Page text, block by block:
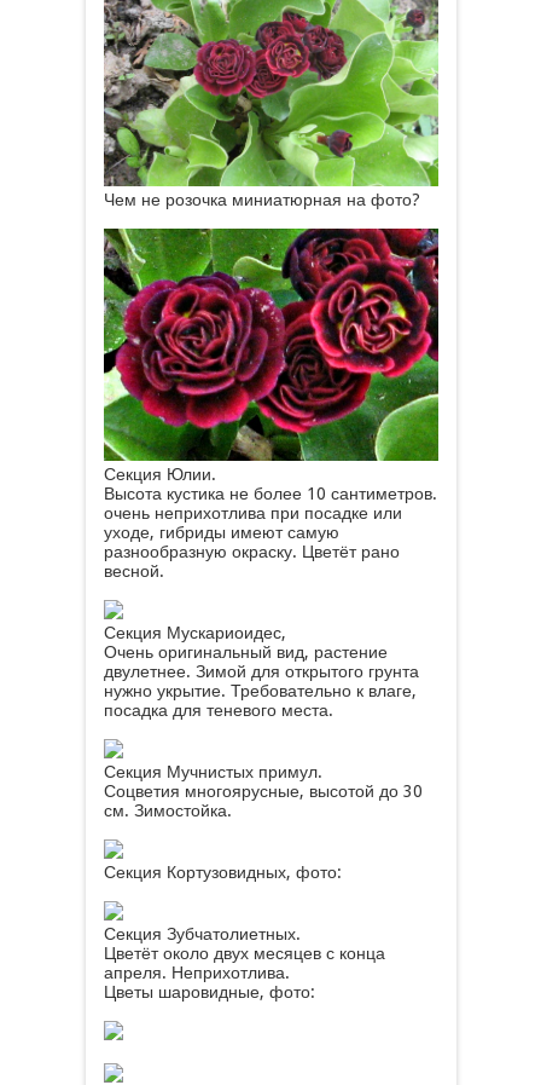
Чем не розочка миниатюрная на фото?
Секция Юлии.
Высота кустика не более 10 сантиметров.
очень неприхотлива при посадке или
уходе, гибриды имеют самую
разнообразную окраску. Цветёт рано
весной.
Секция Мускариоидес,
Очень оригинальный вид, растение
двулетнее. Зимой для открытого грунта
нужно укрытие. Требовательно к влаге,
посадка для теневого места.
Секция Мучнистых примул.
Соцветия многоярусные, высотой до 30
см. Зимостойка.
Секция Кортузовидных, фото:
Секция Зубчатолиетных.
Цветёт около двух месяцев с конца
апреля. Неприхотлива.
Цветы шаровидные, фото: